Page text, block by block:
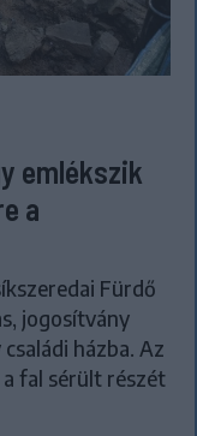
emlékszik
a
Fürdő
jogosítvány
házba. Az
fal sérült részét